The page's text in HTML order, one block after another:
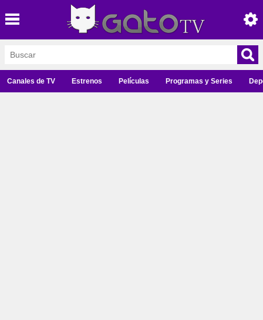
Canales de TV Estrenos Películas Programas y Series